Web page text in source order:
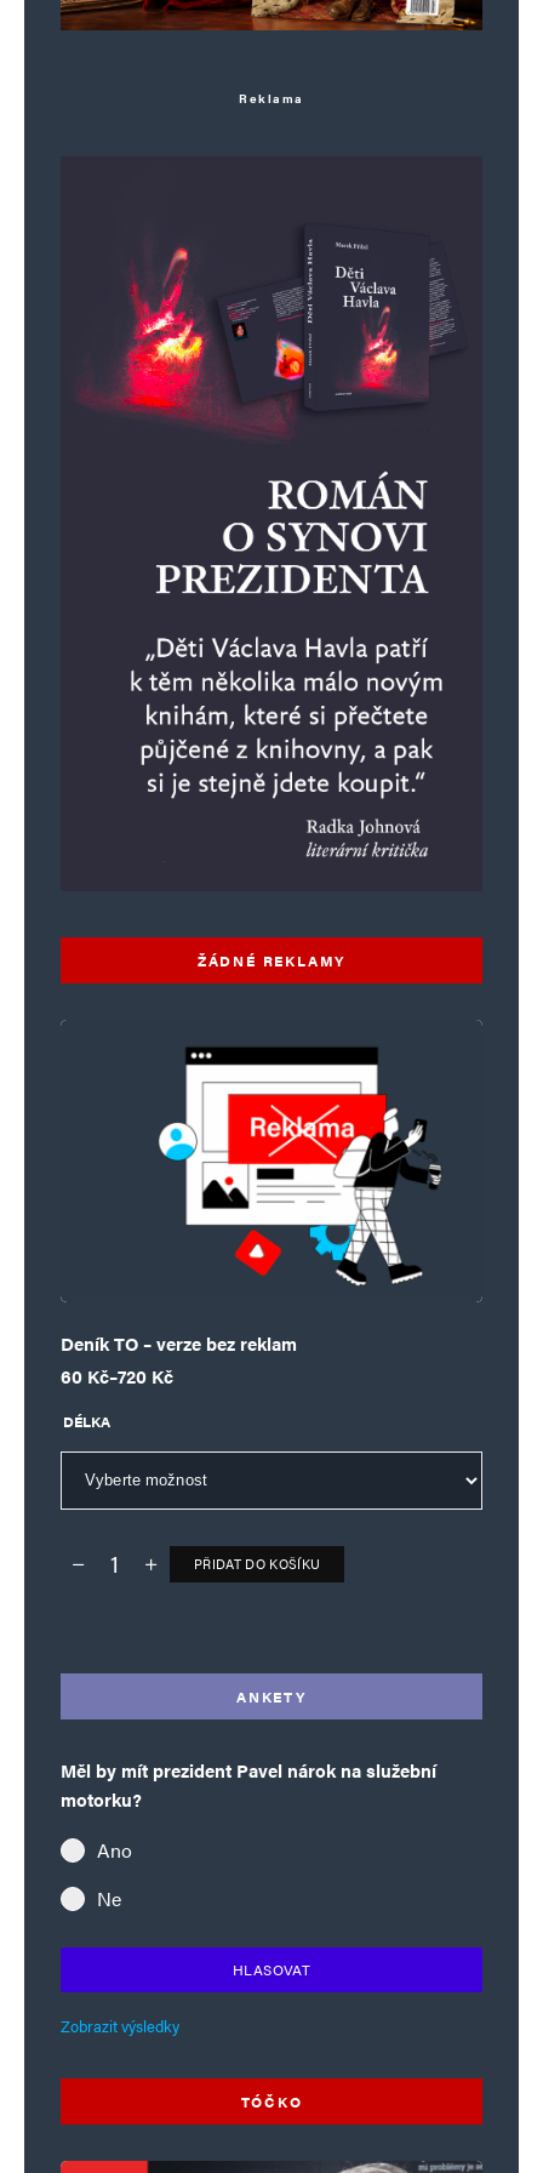
Reklama
ŽÁDNÉ REKLAMY
Deník TO – verze bez reklam
60 Kč–720 Kč
Rozpětí cen: 60 Kč až 720 Kč
DÉLKA
Deník TO – verze bez reklam množství
PŘIDAT DO KOŠÍKU
ANKETY
Měl by mít prezident Pavel nárok na služební
motorku?
Ano
Ne
HLASOVAT
Zobrazit výsledky
TÓČKO